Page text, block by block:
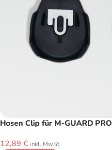
Hosen Clip für M-GUARD PRO
12,89 € inkl. MwSt.